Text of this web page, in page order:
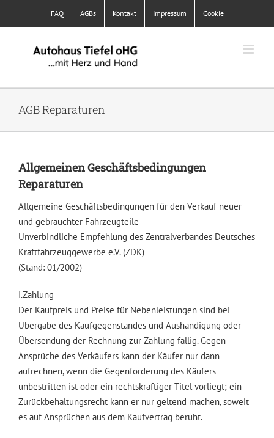
FAQ AGBs Kontakt Impressum Cookie
AGB Reparaturen
Allgemeinen Geschäftsbedingungen
Reparaturen
Allgemeine Geschäftsbedingungen für den Verkauf neuer
und gebrauchter Fahrzeugteile
Unverbindliche Empfehlung des Zentralverbandes Deutsches
Kraftfahrzeuggewerbe e.V. (ZDK)
(Stand: 01/2002)
I.Zahlung
Der Kaufpreis und Preise für Nebenleistungen sind bei
Übergabe des Kaufgegenstandes und Aushändigung oder
Übersendung der Rechnung zur Zahlung fällig. Gegen
Ansprüche des Verkäufers kann der Käufer nur dann
aufrechnen, wenn die Gegenforderung des Käufers
unbestritten ist oder ein rechtskräftiger Titel vorliegt; ein
Zurückbehaltungsrecht kann er nur geltend machen, soweit
es auf Ansprüchen aus dem Kaufvertrag beruht.